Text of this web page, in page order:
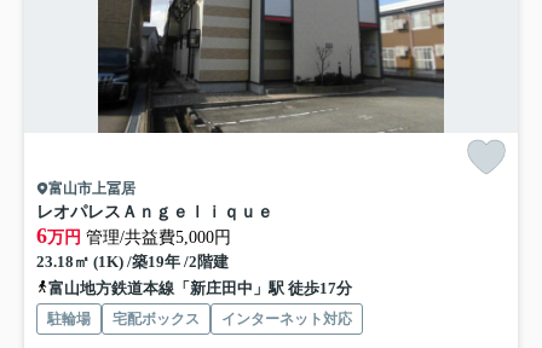
富山市上冨居
レオパレスＡｎｇｅｌｉｑｕｅ
6万円 管理/共益費5,000円
23.18㎡ (1K) /築19年 /2階建
富山地方鉄道本線「新庄田中」駅 徒歩17分
駐輪場 宅配ボックス インターネット対応